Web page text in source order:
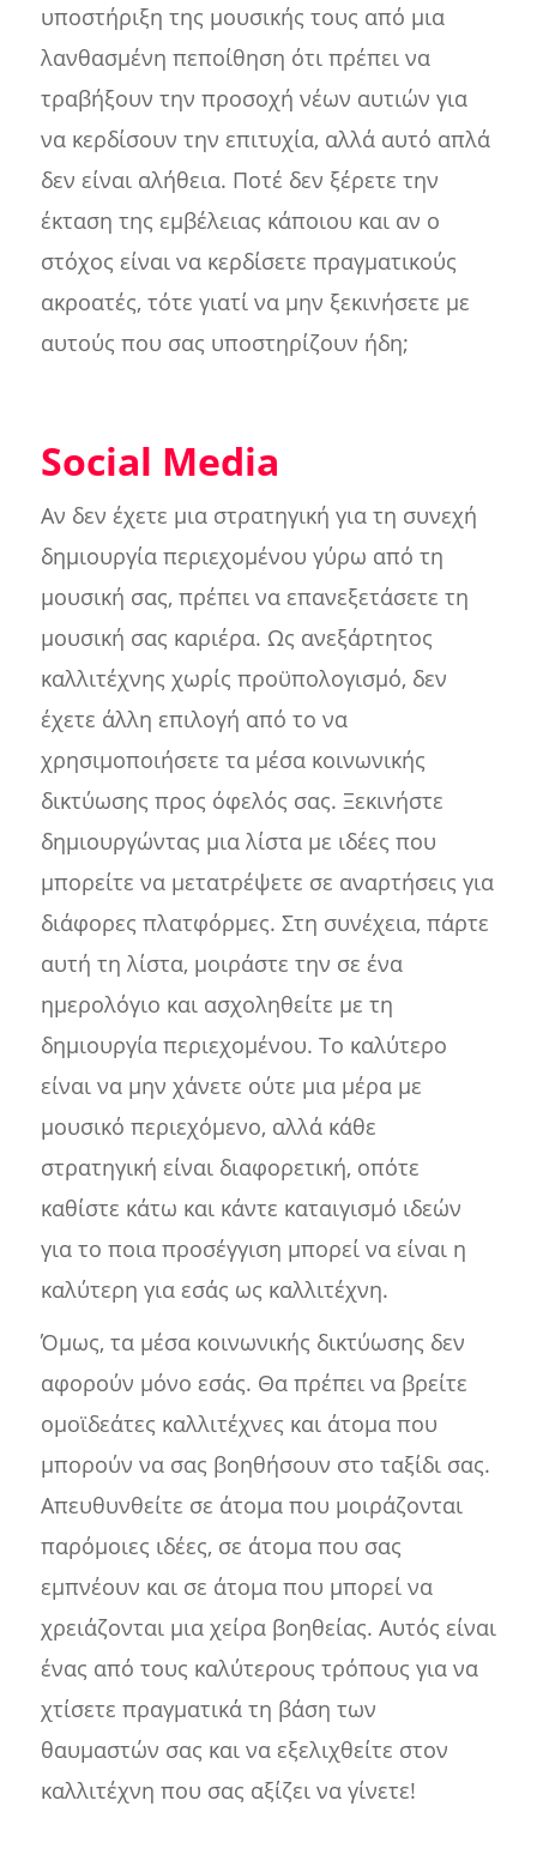
υποστήριξη της μουσικής τους από μια
λανθασμένη πεποίθηση ότι πρέπει να
τραβήξουν την προσοχή νέων αυτιών για
να κερδίσουν την επιτυχία, αλλά αυτό απλά
δεν είναι αλήθεια. Ποτέ δεν ξέρετε την
έκταση της εμβέλειας κάποιου και αν ο
στόχος είναι να κερδίσετε πραγματικούς
ακροατές, τότε γιατί να μην ξεκινήσετε με
αυτούς που σας υποστηρίζουν ήδη;
Social Media
Αν δεν έχετε μια στρατηγική για τη συνεχή
δημιουργία περιεχομένου γύρω από τη
μουσική σας, πρέπει να επανεξετάσετε τη
μουσική σας καριέρα. Ως ανεξάρτητος
καλλιτέχνης χωρίς προϋπολογισμό, δεν
έχετε άλλη επιλογή από το να
χρησιμοποιήσετε τα μέσα κοινωνικής
δικτύωσης προς όφελός σας. Ξεκινήστε
δημιουργώντας μια λίστα με ιδέες που
μπορείτε να μετατρέψετε σε αναρτήσεις για
διάφορες πλατφόρμες. Στη συνέχεια, πάρτε
αυτή τη λίστα, μοιράστε την σε ένα
ημερολόγιο και ασχοληθείτε με τη
δημιουργία περιεχομένου. Το καλύτερο
είναι να μην χάνετε ούτε μια μέρα με
μουσικό περιεχόμενο, αλλά κάθε
στρατηγική είναι διαφορετική, οπότε
καθίστε κάτω και κάντε καταιγισμό ιδεών
για το ποια προσέγγιση μπορεί να είναι η
καλύτερη για εσάς ως καλλιτέχνη.
Όμως, τα μέσα κοινωνικής δικτύωσης δεν
αφορούν μόνο εσάς. Θα πρέπει να βρείτε
ομοϊδεάτες καλλιτέχνες και άτομα που
μπορούν να σας βοηθήσουν στο ταξίδι σας.
Απευθυνθείτε σε άτομα που μοιράζονται
παρόμοιες ιδέες, σε άτομα που σας
εμπνέουν και σε άτομα που μπορεί να
χρειάζονται μια χείρα βοηθείας. Αυτός είναι
ένας από τους καλύτερους τρόπους για να
χτίσετε πραγματικά τη βάση των
θαυμαστών σας και να εξελιχθείτε στον
καλλιτέχνη που σας αξίζει να γίνετε!